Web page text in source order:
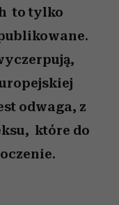
to tylko
odwaga, z
które do